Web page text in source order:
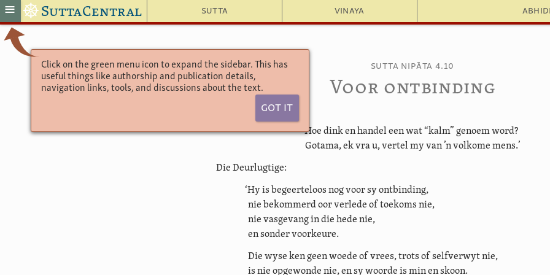
Sutta Vinaya
≡ ☸ SuttaCentral
Click on the green menu icon to expand the sidebar. This has
useful things like authorship and publication details,
navigation links, tools, and discussions about the text.
Got It
Sutta Nipāta 4.10
Voor ontbinding
‘Hoe dink en handel een wat “kalm” genoem word?
Gotama, ek vra u, vertel my van ’n volkome mens.’
Die Deurlugtige:
‘Hy is begeerteloos nog voor sy ontbinding,
nie bekommerd oor verlede of toekoms nie,
nie vasgevang in die hede nie,
en sonder voorkeure.
Die wyse ken geen woede of vrees, trots of selfverwyt nie,
is nie opgewonde nie, en sy woorde is min en skoon.